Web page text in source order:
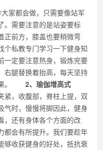
都会做，只需要像站军
。需要注意的是站姿要标
正前方，膝盖也要稍微弯
个私教专门学习一下健身知
一定要注意热身，锻炼完要
右腿替换着抬高，每天坚持
果。 2、瑜伽增高式
紧，收腹部，脊柱上提，双
气时，慢慢将脚因此，健身
，还有身体各个方面的改
都会有所提升。我们要趁年
够收获健身的好处，抵抗衰